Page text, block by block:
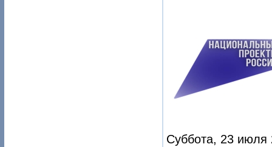
Суббота, 23 июля